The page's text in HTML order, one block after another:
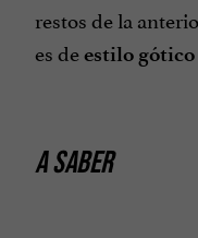
restos de la
es deestilo
A SABER